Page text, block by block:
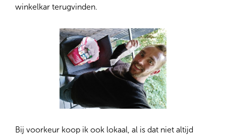
winkelkar terugvinden.
Bij voorkeur koop ik ook lokaal, al is dat niet altijd